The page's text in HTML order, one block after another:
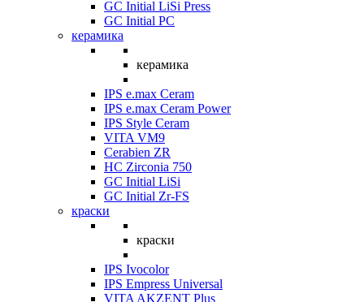
GC Initial LiSi Press
GC Initial PC
керамика
керамика
IPS e.max Ceram
IPS e.max Ceram Power
IPS Style Ceram
VITA VM9
Cerabien ZR
HC Zirconia 750
GC Initial LiSi
GC Initial Zr-FS
краски
краски
IPS Ivocolor
IPS Empress Universal
VITA AKZENT Plus